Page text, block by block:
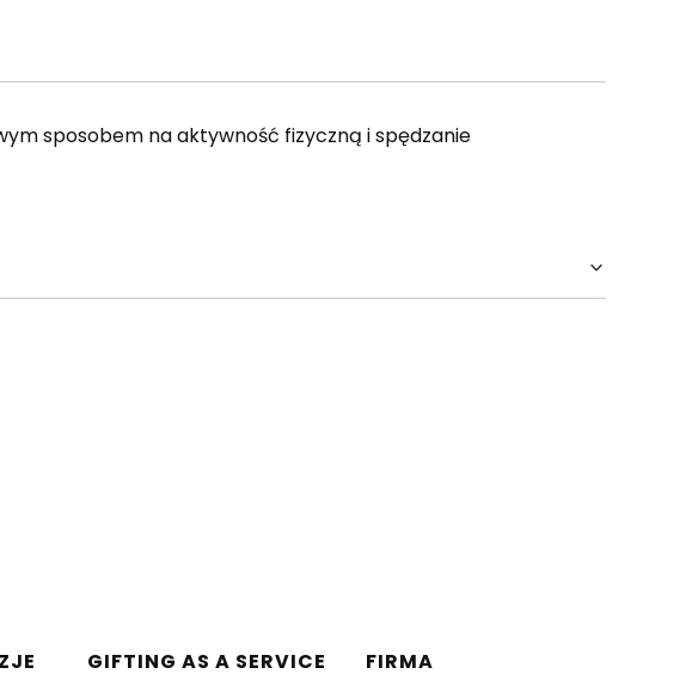
sposobem na aktywność fizyczną i spędzanie
GIFTING AS A SERVICE FIRMA